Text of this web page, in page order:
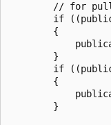
// for
if
        {
        }
if
        {
        }